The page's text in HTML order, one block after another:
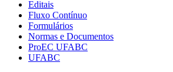
Editais
Fluxo Contínuo
Formulários
Normas e Documentos
ProEC UFABC
UFABC